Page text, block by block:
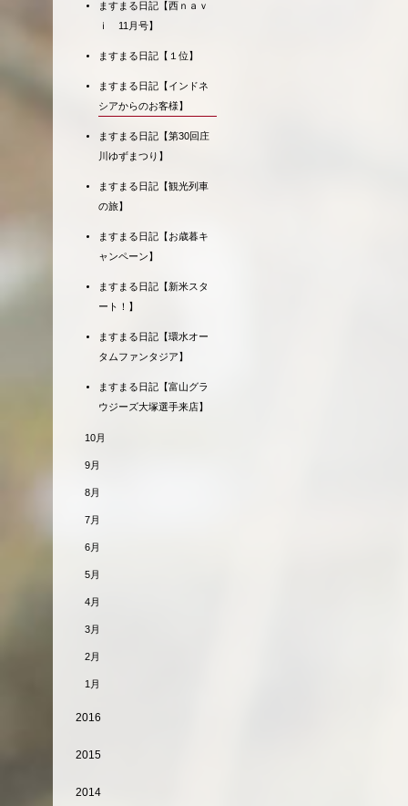
ますまる日記【西ｎａｖ
ｉ 11月号】
ますまる日記【１位】
ますまる日記【インドネ
シアからのお客様】
ますまる日記【第30回庄
川ゆずまつり】
ますまる日記【観光列車
の旅】
ますまる日記【お歳暮キ
ャンペーン】
ますまる日記【新米スタ
ート！】
ますまる日記【環水オー
タムファンタジア】
ますまる日記【富山グラ
ウジーズ大塚選手来店】
10月
9月
8月
7月
6月
5月
4月
3月
2月
1月
2016
2015
2014